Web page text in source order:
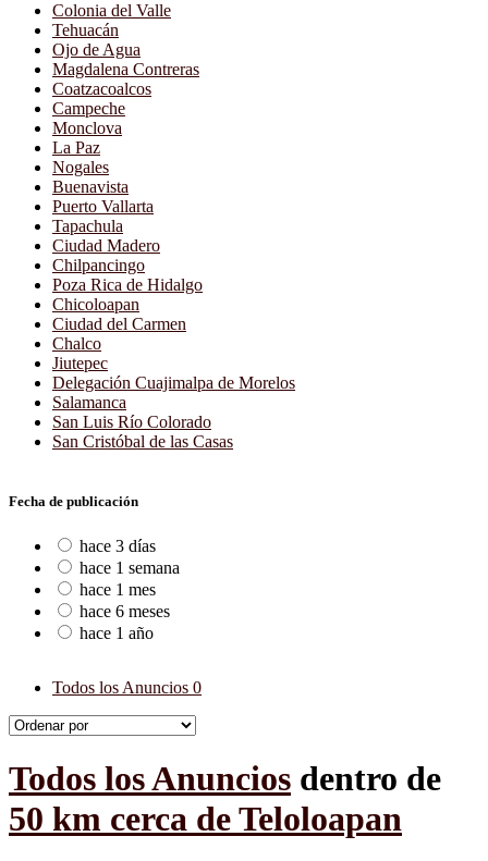
Colonia del Valle
Tehuacán
Ojo de Agua
Magdalena Contreras
Coatzacoalcos
Campeche
Monclova
La Paz
Nogales
Buenavista
Puerto Vallarta
Tapachula
Ciudad Madero
Chilpancingo
Poza Rica de Hidalgo
Chicoloapan
Ciudad del Carmen
Chalco
Jiutepec
Delegación Cuajimalpa de Morelos
Salamanca
San Luis Río Colorado
San Cristóbal de las Casas
Fecha de publicación
hace 3 días
hace 1 semana
hace 1 mes
hace 6 meses
hace 1 año
Todos los Anuncios 0
Todos los Anuncios dentro de
50 km cerca de Teloloapan